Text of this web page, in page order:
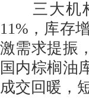
三大机构
11%，库存
激需求提振
国内棕榈油
成交回暖，